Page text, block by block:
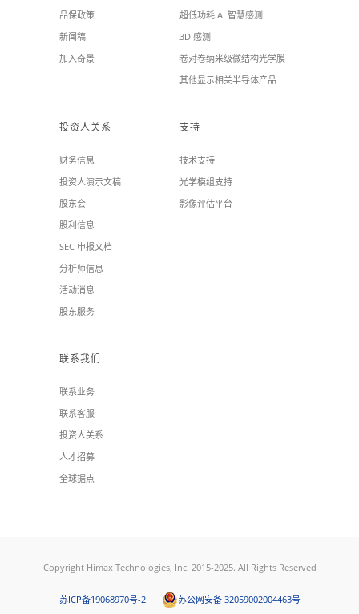
品保政策
新闻稿
加入奇景
超低功耗 AI 智慧感测
3D 感测
卷对卷纳米级微结构光学膜
其他显示相关半导体产品
投资人关系
财务信息
投资人演示文稿
股东会
股利信息
SEC 申报文档
分析师信息
活动消息
股东服务
支持
技术支持
光学模组支持
影像评估平台
联系我们
联系业务
联系客服
投资人关系
人才招募
全球据点
Copyright Himax Technologies, Inc. 2015-2025. All Rights Reserved
苏ICP备19068970号-2 苏公网安备 32059002004463号